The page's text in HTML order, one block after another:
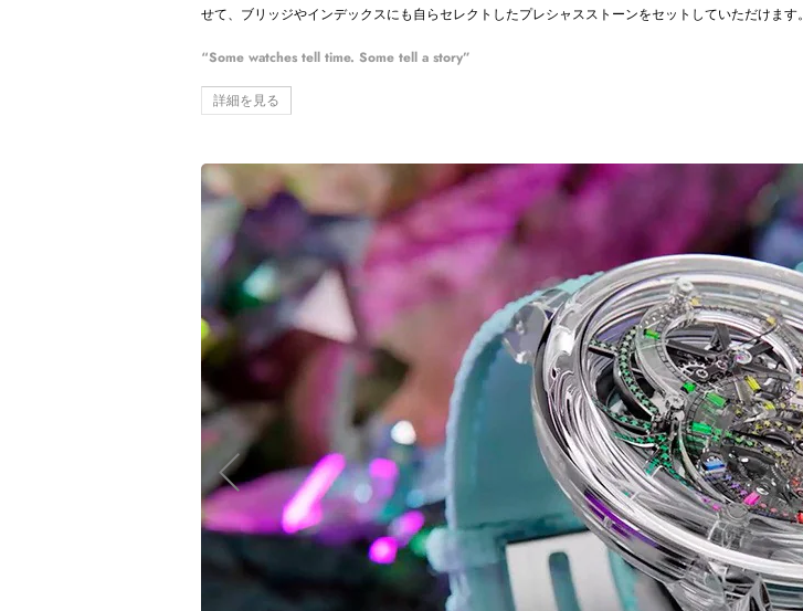
せて、ブリッジやインデックスにも自らセレクトしたプレシャスストーンをセットしていただけます。
“Some watches tell time. Some tell a story”
詳細を見る